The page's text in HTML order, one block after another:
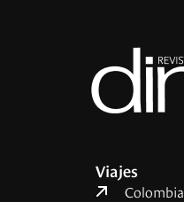
Viajes
Colombia